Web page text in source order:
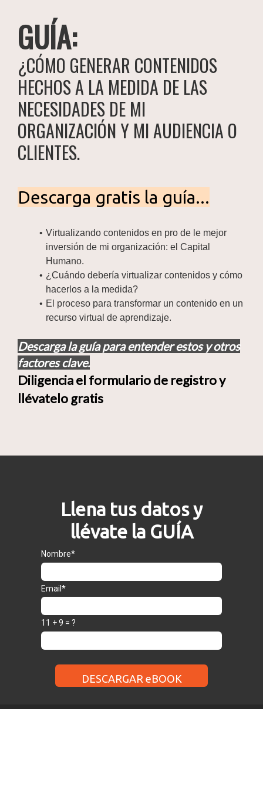
GUÍA:
¿CÓMO GENERAR CONTENIDOS
HECHOS A LA MEDIDA DE LAS
NECESIDADES DE MI
ORGANIZACIÓN Y MI AUDIENCIA O
CLIENTES.
Descarga gratis la guía...
Virtualizando contenidos en pro de le mejor
inversión de mi organización: el Capital
Humano.
¿Cuándo debería virtualizar contenidos y cómo
hacerlos a la medida?
El proceso para transformar un contenido en un
recurso virtual de aprendizaje.
Descarga la guía para entender estos y otros
factores clave.
Diligencia el formulario de registro y
llévatelo gratis
Llena tus datos y
llévate la GUÍA
Nombre*
Email*
11 + 9 = ?
DESCARGAR eBOOK